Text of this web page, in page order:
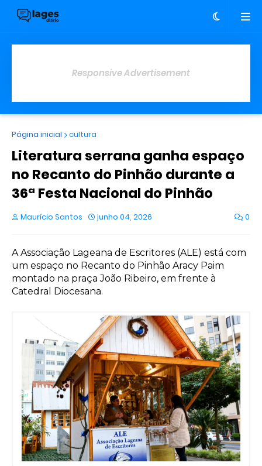
Responsive Advertisement
Página inicial cultura
Literatura serrana ganha espaço
no Recanto do Pinhão durante a
36ª Festa Nacional do Pinhão
Maurício Santos junho 04, 2026 0
A Associação Lageana de Escritores (ALE) está com
um espaço no Recanto do Pinhão Aracy Paim
montado na praça João Ribeiro, em frente à
Catedral Diocesana.